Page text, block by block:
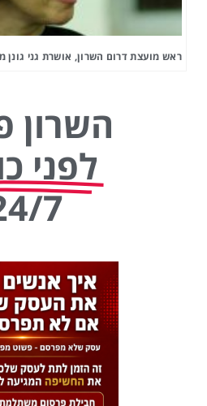
ראש מועצת דרום השרון, אושרת גני גונן
השרון
לפני
7